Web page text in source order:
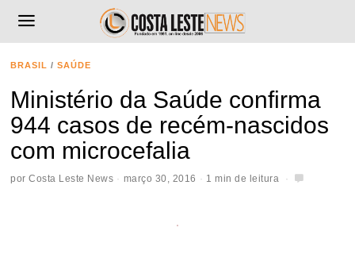
BRASIL / SAÚDE
Ministério da Saúde confirma
944 casos de recém-nascidos
com microcefalia
porCosta Leste News março 30, 2016 1 min de leitura